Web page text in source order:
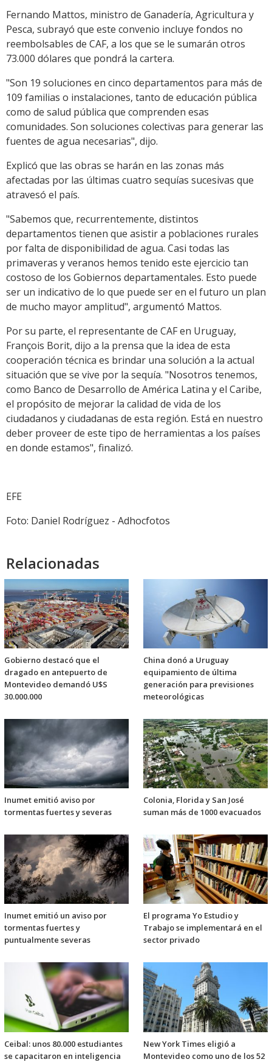
Fernando Mattos, ministro de Ganadería, Agricultura y
Pesca, subrayó que este convenio incluye fondos no
reembolsables de CAF, a los que se le sumarán otros
73.000 dólares que pondrá la cartera.
"Son 19 soluciones en cinco departamentos para más de
109 familias o instalaciones, tanto de educación pública
como de salud pública que comprenden esas
comunidades. Son soluciones colectivas para generar las
fuentes de agua necesarias", dijo.
Explicó que las obras se harán en las zonas más
afectadas por las últimas cuatro sequías sucesivas que
atravesó el país.
"Sabemos que, recurrentemente, distintos
departamentos tienen que asistir a poblaciones rurales
por falta de disponibilidad de agua. Casi todas las
primaveras y veranos hemos tenido este ejercicio tan
costoso de los Gobiernos departamentales. Esto puede
ser un indicativo de lo que puede ser en el futuro un plan
de mucho mayor amplitud", argumentó Mattos.
Por su parte, el representante de CAF en Uruguay,
François Borit, dijo a la prensa que la idea de esta
cooperación técnica es brindar una solución a la actual
situación que se vive por la sequía. "Nosotros tenemos,
como Banco de Desarrollo de América Latina y el Caribe,
el propósito de mejorar la calidad de vida de los
ciudadanos y ciudadanas de esta región. Está en nuestro
deber proveer de este tipo de herramientas a los países
en donde estamos", finalizó.
EFE
Foto: Daniel Rodríguez - Adhocfotos
Relacionadas
Gobierno destacó que el
dragado en antepuerto de
Montevideo demandó U$S
30.000.000
China donó a Uruguay
equipamiento de última
generación para previsiones
meteorológicas
Inumet emitió aviso por
tormentas fuertes y severas
Colonia, Florida y San José
suman más de 1000 evacuados
Inumet emitió un aviso por
tormentas fuertes y
puntualmente severas
El programa Yo Estudio y
Trabajo se implementará en el
sector privado
Ceibal: unos 80.000 estudiantes
se capacitaron en inteligencia
New York Times eligió a
Montevideo como uno de los 52